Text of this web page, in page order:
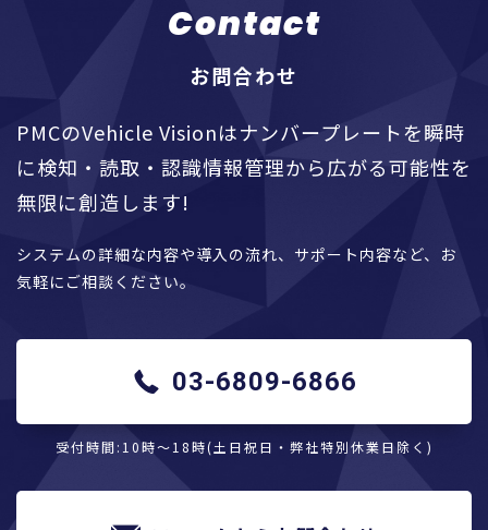
Contact
お問合わせ
PMCのVehicle Visionはナンバープレートを瞬時
に検知・読取・認識情報管理から広がる可能性を
無限に創造します!
システムの詳細な内容や導入の流れ、サポート内容など、お
気軽にご相談ください。
03-6809-6866
受付時間:10時〜18時(土日祝日・弊社特別休業日除く)